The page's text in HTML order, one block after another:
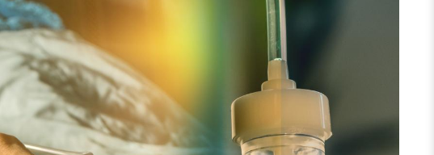
Cytomégalovirus : ce qui
change dans la prise en
charge des femmes
enceintes
Pourquoi votre ventre
gâche-t-il les premiers
jours de vos vacances ?